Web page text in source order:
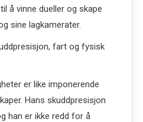
å vinne dueller og skape
sine lagkamerater.
fart og fysisk
er like imponerende
Hans skuddpresisjon
han er ikke redd for å